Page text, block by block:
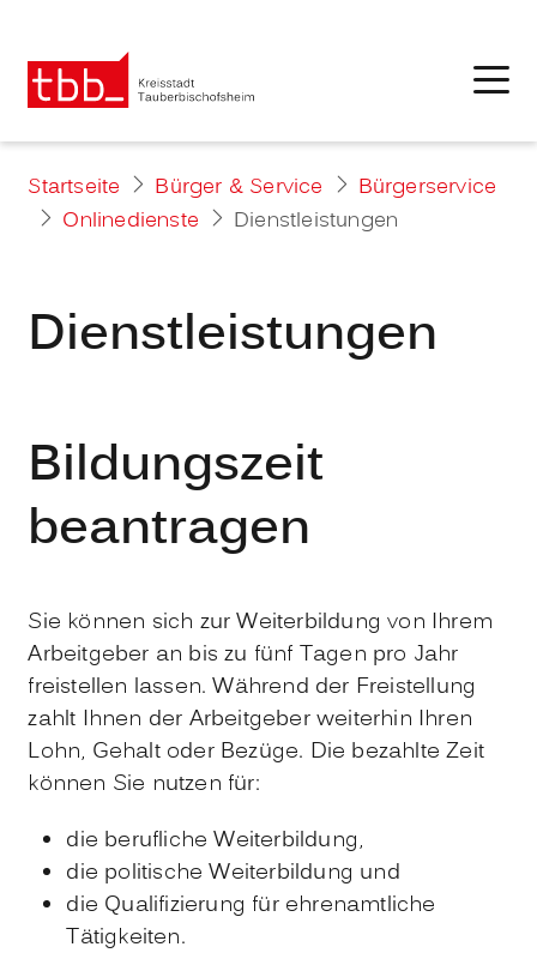
Startseite Bürger & Service
Bürgerservice
Onlinedienste
Dienstleistungen
Dienstleistungen
Bildungszeit
beantragen
Sie können sich zur Weiterbildung von Ihrem
Arbeitgeber an bis zu fünf Tagen pro Jahr
freistellen lassen. Während der Freistellung
zahlt Ihnen der Arbeitgeber weiterhin Ihren
Lohn, Gehalt oder Bezüge. Die bezahlte Zeit
können Sie nutzen für:
die berufliche Weiterbildung,
die politische Weiterbildung und
die Qualifizierung für ehrenamtliche
Tätigkeiten.